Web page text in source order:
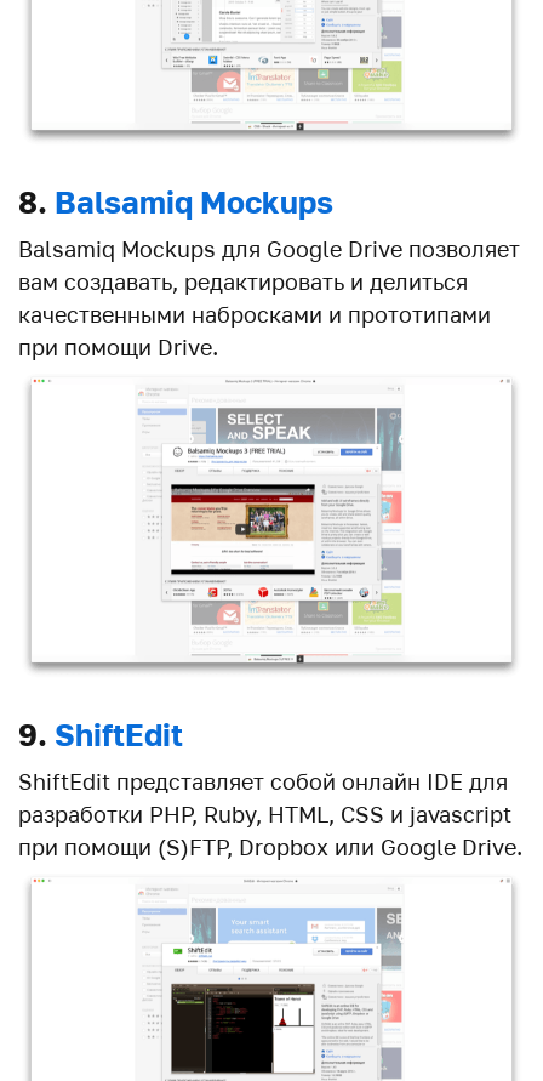
8. Balsamiq Mockups
Balsamiq Mockups для Google Drive позволяет
вам создавать, редактировать и делиться
качественными набросками и прототипами
при помощи Drive.
9. ShiftEdit
ShiftEdit представляет собой онлайн IDE для
разработки PHP, Ruby, HTML, CSS и javascript
при помощи (S)FTP, Dropbox или Google Drive.